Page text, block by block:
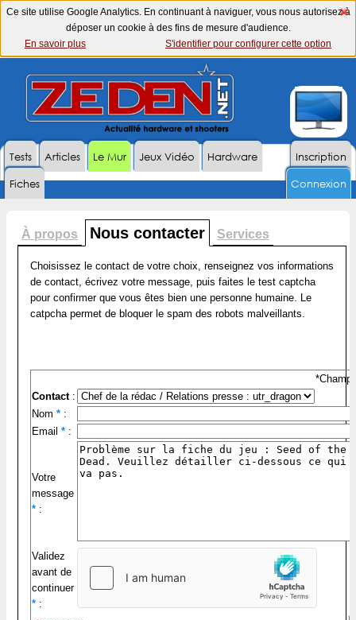
Ce site utilise Google Analytics. En continuant à naviguer, vous nous autorisez à
déposer un cookie à des fins de mesure d'audience.
En savoir plus
S'identifier pour configurer cette option
Inscription
Tests Articles Le Mur Jeux Vidéo
Hardware
Fiches
Connexion
À propos Nous contacter Services
Choisissez le contact de votre choix, renseignez vos informations
de contact, écrivez votre message, puis faites le test captcha
pour confirmer que vous êtes bien une personne humaine. Le
catpcha permet de bloquer le spam des robots malveillants.
Contact:
Nom * :
Email * :
Votre
message
* :
Validez
avant de
continuer
* :